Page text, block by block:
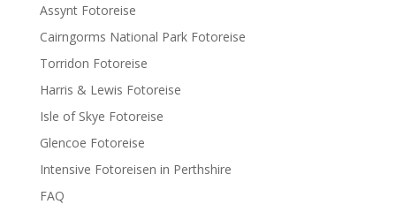
Assynt Fotoreise
Cairngorms National Park Fotoreise
Torridon Fotoreise
Harris & Lewis Fotoreise
Isle of Skye Fotoreise
Glencoe Fotoreise
Intensive Fotoreisen in Perthshire
FAQ